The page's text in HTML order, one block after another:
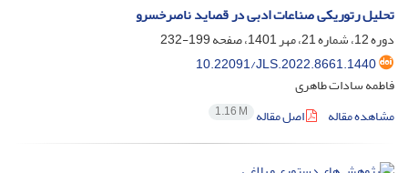
تحلیل رتوریکی صناعات ادبی در قصاید ناصرخسرو
دوره 12، شماره 21، مهر 1401، صفحه
199-232
10.22091/JLS.2022.8661.1440
فاطمه سادات طاهری
مشاهده مقاله
اصل مقاله 1.16 M